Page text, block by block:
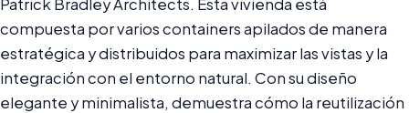
compuesta por varios containers apilados de manera
estratégica y distribuidos para maximizar las vistas y la
integración con el entorno natural. Con su diseño
elegante y minimalista, demuestra cómo la reutilización